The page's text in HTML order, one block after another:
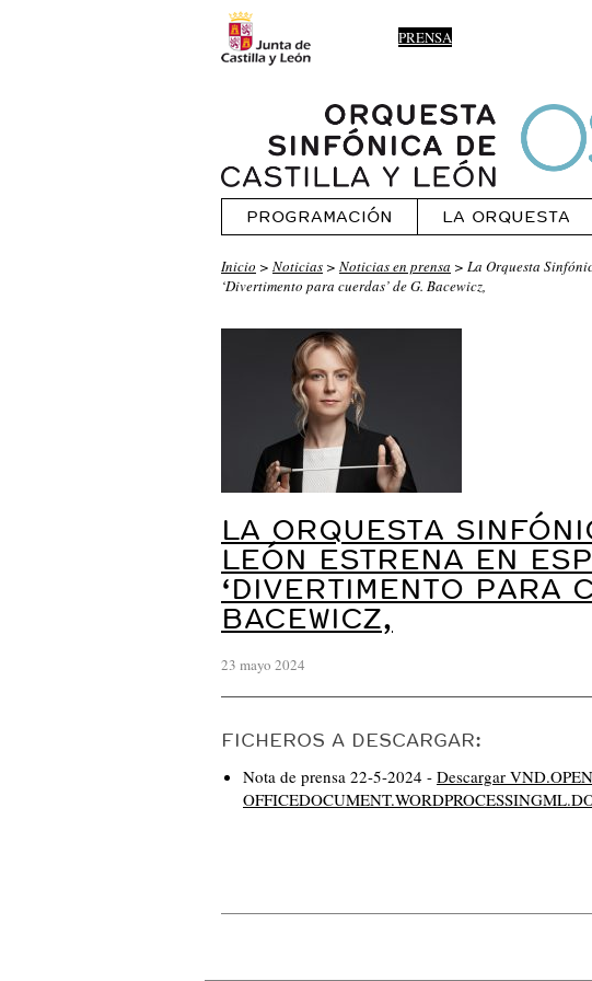
PRENSA
PROGRAMACIÓN LA ORQUESTA
Inicio > Noticias > Noticias en prensa > La Orquesta
‘Divertimento para cuerdas’ de G. Bacewicz,
LA ORQUESTA
LEÓN ESTRENA EN
‘DIVERTIMENTO PARA
BACEWICZ,
23 mayo 2024
FICHEROS A DESCARGAR:
Nota de prensa 22-5-2024 - Descargar